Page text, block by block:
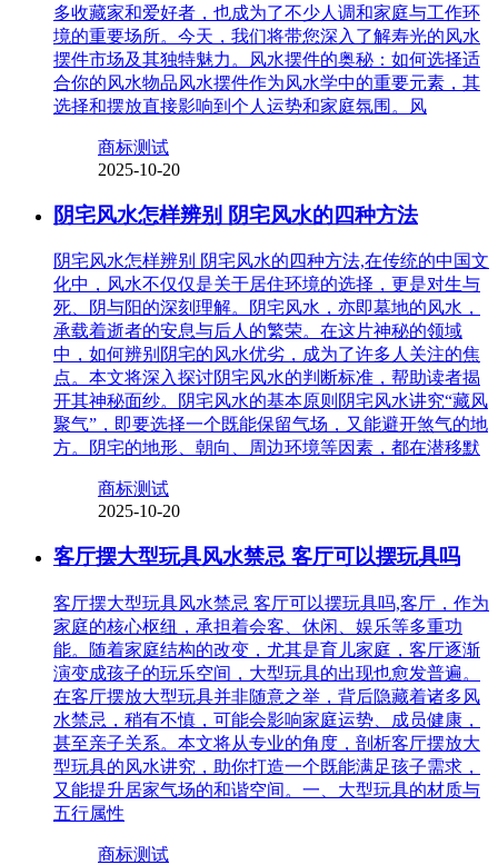
多收藏家和爱好者，也成为了不少人调和家庭与工作环
境的重要场所。今天，我们将带您深入了解寿光的风水
摆件市场及其独特魅力。风水摆件的奥秘：如何选择适
合你的风水物品风水摆件作为风水学中的重要元素，其
选择和摆放直接影响到个人运势和家庭氛围。风
商标测试
2025-10-20
阴宅风水怎样辨别 阴宅风水的四种方法
阴宅风水怎样辨别 阴宅风水的四种方法,在传统的中国文
化中，风水不仅仅是关于居住环境的选择，更是对生与
死、阴与阳的深刻理解。阴宅风水，亦即墓地的风水，
承载着逝者的安息与后人的繁荣。在这片神秘的领域
中，如何辨别阴宅的风水优劣，成为了许多人关注的焦
点。本文将深入探讨阴宅风水的判断标准，帮助读者揭
开其神秘面纱。阴宅风水的基本原则阴宅风水讲究“藏风
聚气”，即要选择一个既能保留气场，又能避开煞气的地
方。阴宅的地形、朝向、周边环境等因素，都在潜移默
商标测试
2025-10-20
客厅摆大型玩具风水禁忌 客厅可以摆玩具吗
客厅摆大型玩具风水禁忌 客厅可以摆玩具吗,客厅，作为
家庭的核心枢纽，承担着会客、休闲、娱乐等多重功
能。随着家庭结构的改变，尤其是育儿家庭，客厅逐渐
演变成孩子的玩乐空间，大型玩具的出现也愈发普遍。
在客厅摆放大型玩具并非随意之举，背后隐藏着诸多风
水禁忌，稍有不慎，可能会影响家庭运势、成员健康，
甚至亲子关系。本文将从专业的角度，剖析客厅摆放大
型玩具的风水讲究，助你打造一个既能满足孩子需求，
又能提升居家气场的和谐空间。一、大型玩具的材质与
五行属性
商标测试